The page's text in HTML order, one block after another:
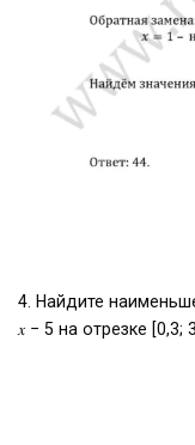
4. Найдите
𝑥 − 5 на отрезке [0,3;